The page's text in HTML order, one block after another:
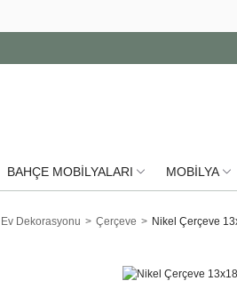
BAHÇE MOBİLYALARI MOBİLYA
Ev Dekorasyonu Çerçeve Nikel Çerçeve